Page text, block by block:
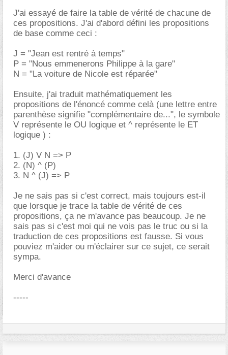
J'ai essayé de faire la table de vérité de chacune de
ces propositions. J'ai d'abord défini les propositions
de base comme ceci :
J = "Jean est rentré à temps"
P = "Nous emmenerons Philippe à la gare"
N = "La voiture de Nicole est réparée"
Ensuite, j'ai traduit mathématiquement les
propositions de l'énoncé comme celà (une lettre entre
parenthèse signifie "complémentaire de...", le symbole
V représente le OU logique et ^ représente le ET
logique ) :
1. (J) V N => P
2. (N) ^ (P)
3. N ^ (J) => P
Je ne sais pas si c'est correct, mais toujours est-il
que lorsque je trace la table de vérité de ces
propositions, ça ne m'avance pas beaucoup. Je ne
sais pas si c'est moi qui ne vois pas le truc ou si la
traduction de ces propositions est fausse. Si vous
pouviez m'aider ou m'éclairer sur ce sujet, ce serait
sympa.
Merci d'avance
-----